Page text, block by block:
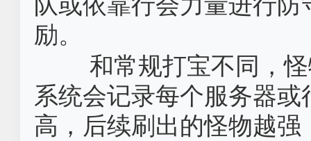
励。
和常规打宝不同，
系统会记录每个服务器
高，后续刷出的怪物越